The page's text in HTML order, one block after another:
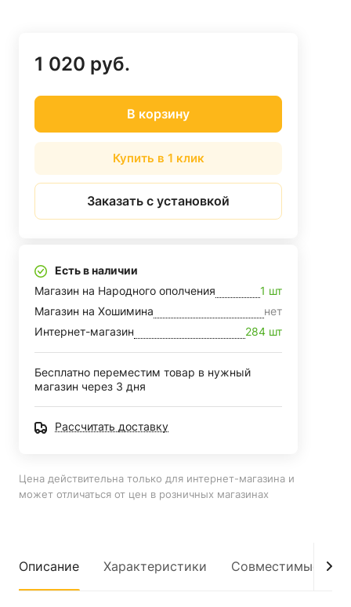
1 020 руб.
В корзину
Купить в 1 клик
Заказать с установкой
Есть в наличии
Магазин на Народного ополчения
1 шт
Магазин на Хошимина
нет
Интернет-магазин
284 шт
Бесплатно переместим товар в нужный
магазин через 3 дня
Рассчитать доставку
Цена действительна только для интернет-магазина и
может отличаться от цен в розничных магазинах
Описание Характеристики Совместимые